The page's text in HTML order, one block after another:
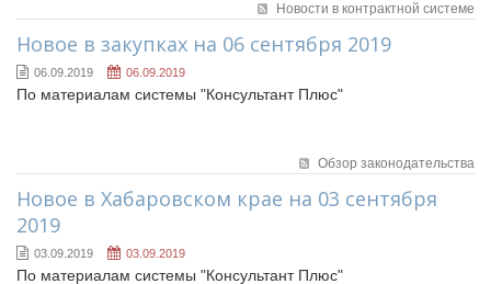
Новости в контрактной системе
Новое в закупках на 06 сентября 2019
06.09.2019 06.09.2019
По материалам системы "Консультант Плюс"
Обзор законодательства
Новое в Хабаровском крае на 03 сентября
2019
03.09.2019 03.09.2019
По материалам системы "Консультант Плюс"